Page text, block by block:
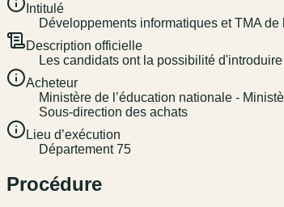
Intitulé
Développements informatiques et TMA
Description officielle
Les candidats ont la possibilité
Acheteur
Ministère de l’éducation nationale -
Sous-direction des achats
Lieu d’exécution
Département 75
Procédure